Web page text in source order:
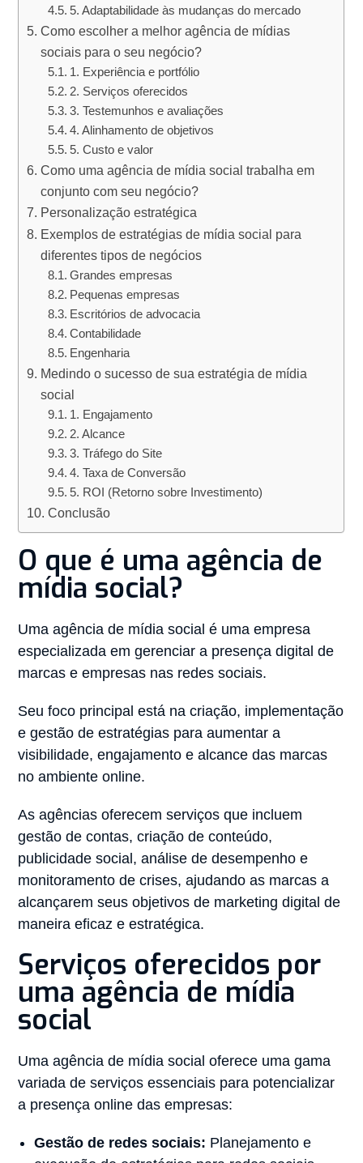
5. Adaptabilidade às mudanças do mercado
Como escolher a melhor agência de mídias
sociais para o seu negócio?
1. Experiência e portfólio
2. Serviços oferecidos
3. Testemunhos e avaliações
4. Alinhamento de objetivos
5. Custo e valor
Como uma agência de mídia social trabalha em
conjunto com seu negócio?
Personalização estratégica
Exemplos de estratégias de mídia social para
diferentes tipos de negócios
Grandes empresas
Pequenas empresas
Escritórios de advocacia
Contabilidade
Engenharia
Medindo o sucesso de sua estratégia de mídia
social
1. Engajamento
2. Alcance
3. Tráfego do Site
4. Taxa de Conversão
5. ROI (Retorno sobre Investimento)
Conclusão
O que é uma agência de
mídia social?
Uma agência de mídia social é uma empresa
especializada em gerenciar a presença digital de
marcas e empresas nas redes sociais.
Seu foco principal está na criação, implementação
e gestão de estratégias para aumentar a
visibilidade, engajamento e alcance das marcas
no ambiente online.
As agências oferecem serviços que incluem
gestão de contas, criação de conteúdo,
publicidade social, análise de desempenho e
monitoramento de crises, ajudando as marcas a
alcançarem seus objetivos de marketing digital de
maneira eficaz e estratégica.
Serviços oferecidos por
uma agência de mídia
social
Uma agência de mídia social oferece uma gama
variada de serviços essenciais para potencializar
a presença online das empresas:
Gestão de redes sociais: Planejamento e